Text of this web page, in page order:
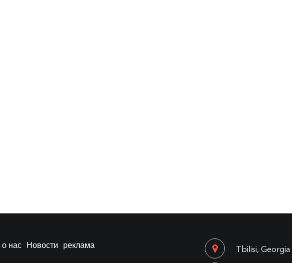
о нас Новости реклама Tbilisi, Georgia